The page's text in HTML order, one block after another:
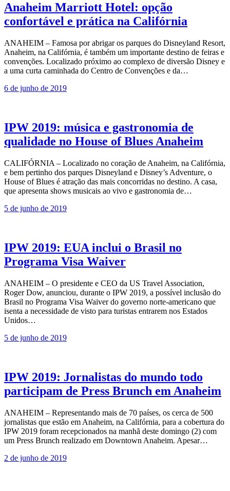
Anaheim Marriott Hotel: opção
confortável e prática na Califórnia
ANAHEIM – Famosa por abrigar os parques do Disneyland Resort,
Anaheim, na Califórnia, é também um importante destino de feiras e
convenções. Localizado próximo ao complexo de diversão Disney e
a uma curta caminhada do Centro de Convenções e da…
6 de junho de 2019
IPW 2019: música e gastronomia de
qualidade no House of Blues Anaheim
CALIFÓRNIA – Localizado no coração de Anaheim, na Califórnia,
e bem pertinho dos parques Disneyland e Disney’s Adventure, o
House of Blues é atração das mais concorridas no destino. A casa,
que apresenta shows musicais ao vivo e gastronomia de…
5 de junho de 2019
IPW 2019: EUA inclui o Brasil no
Programa Visa Waiver
ANAHEIM – O presidente e CEO da US Travel Association,
Roger Dow, anunciou, durante o IPW 2019, a possível inclusão do
Brasil no Programa Visa Waiver do governo norte-americano que
isenta a necessidade de visto para turistas entrarem nos Estados
Unidos…
5 de junho de 2019
IPW 2019: Jornalistas do mundo todo
participam de Press Brunch em Anaheim
ANAHEIM – Representando mais de 70 países, os cerca de 500
jornalistas que estão em Anaheim, na Califórnia, para a cobertura do
IPW 2019 foram recepcionados na manhã deste domingo (2) com
um Press Brunch realizado em Downtown Anaheim. Apesar…
2 de junho de 2019